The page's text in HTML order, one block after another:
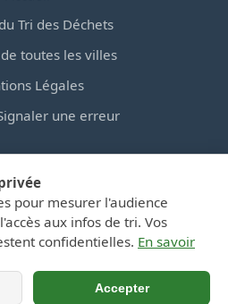
Tri des Déchets
toutes les villes
Légales
une erreur
— Site
non affilié aux collectivités.
pour mesurer l'audience
aux infos de tri. Vos
confidentielles. En savoir
Accepter
📍 Y aller (GPS)